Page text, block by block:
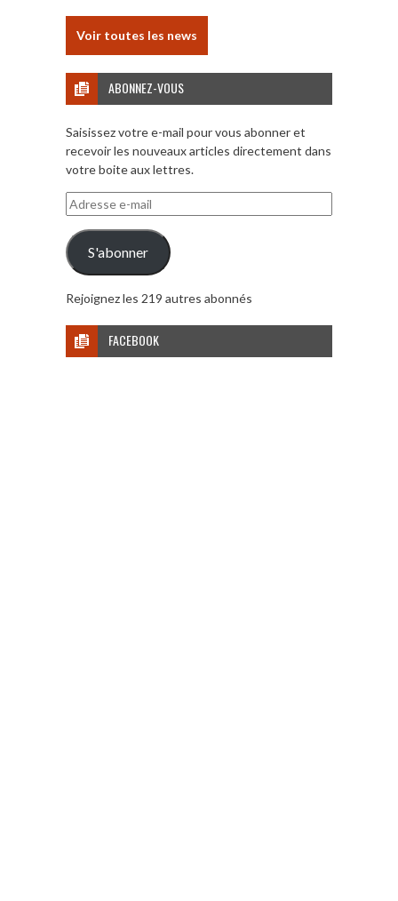
Voir toutes les news
ABONNEZ-VOUS
Saisissez votre e-mail pour vous abonner et
recevoir les nouveaux articles directement dans
votre boite aux lettres.
Adresse
e-
mail
S'abonner
Rejoignez les 219 autres abonnés
FACEBOOK